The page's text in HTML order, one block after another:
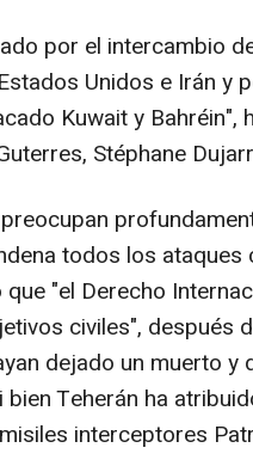
por el intercambio
Unidos e Irán y
Kuwait y Bahréin",
Stéphane
todos los ataques
"el Derecho
civiles", después
dejado un muerto y
Teherán ha
interceptores